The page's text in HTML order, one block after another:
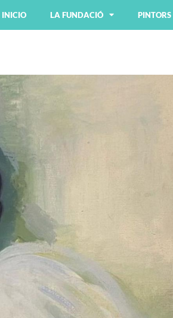
INICIO LA FUNDACIÓ PINTORS